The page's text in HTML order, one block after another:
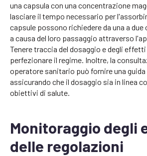
una capsula con una concentrazione
lasciare il tempo necessario per
capsule possono richiedere da una a
a causa del loro passaggio attraverso
Tenere traccia del dosaggio e degli
perfezionare il regime. Inoltre, la
operatore sanitario può fornire una
assicurando che il dosaggio sia in linea
obiettivi di salute.
Monitoraggio degli
delle regolazioni